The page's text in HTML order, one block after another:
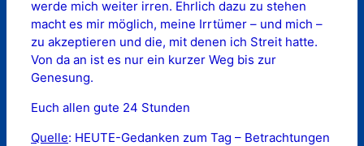
werde mich weiter irren. Ehrlich dazu zu stehen
macht es mir möglich, meine Irrtümer – und mich –
zu akzeptieren und die, mit denen ich Streit hatte.
Von da an ist es nur ein kurzer Weg bis zur
Genesung.
Euch allen gute 24 Stunden
Quelle: HEUTE-Gedanken zum Tag – Betrachtungen